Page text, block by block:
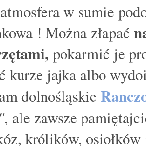
w sumie
! Można złapać
pokarmić je
kurze jajka albo
dolnośląskie
, ale zawsze
królików,